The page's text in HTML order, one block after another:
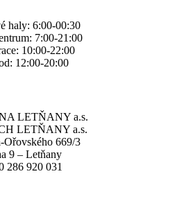
haly: 6:00-00:30
7:00-21:00
10:00-22:00
12:00-20:00
LETŇANY a.s.
LETŇANY a.s.
Ořovského 669/3
9 – Letňany
286 920 031